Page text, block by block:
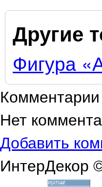
Другие
Фигура
Нет
Добавить
ИнтерДекор